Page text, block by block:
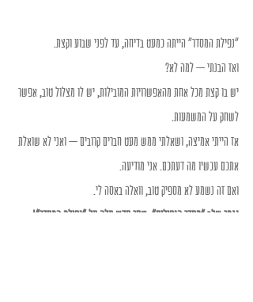
"נפילת המסדר" הייתה כמעט בדיחה, עד לפני שבוע וקצת.
ואז הבנתי – למה לא?
יש בו קצת מכל אחת מהאפשרויות המובילות, יש לו מצלול טוב, אפשר
לשחק על המשמעות.
אז הייתי אמיצה, ושאלתי ממש מעט חברים קרובים – ואני לא שואלת
אתכם עכשיו מה דעתכם. אני מודיעה.
ואם זה נשמע לא מספיק טוב, וואלה באסה לי.
נגמר שלב "מסדר הנפילים", שחר חדש עלה על "נפילת המסדר"!